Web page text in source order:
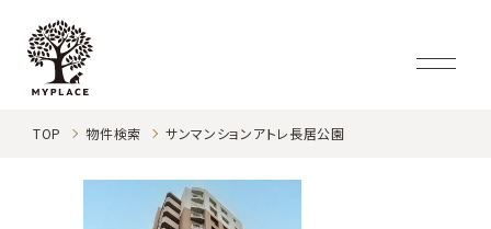
TOP 物件検索 サンマンションアトレ長居公園